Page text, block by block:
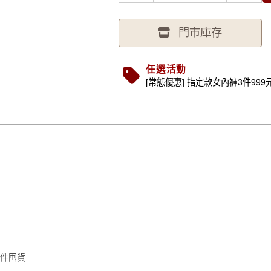
門市庫存
任選活動
[常態優惠] 指定款女內褲3件999
囤貨